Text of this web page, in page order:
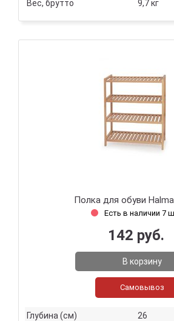
Вес, брутто
9,7 кг
Полка для обуви
Есть в наличии 7
142 руб.
В корзину
Самовывоз
Глубина (см)
26